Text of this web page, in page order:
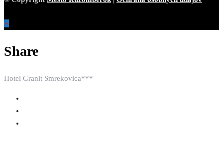
Share
Hotel Granit Smrekovica***